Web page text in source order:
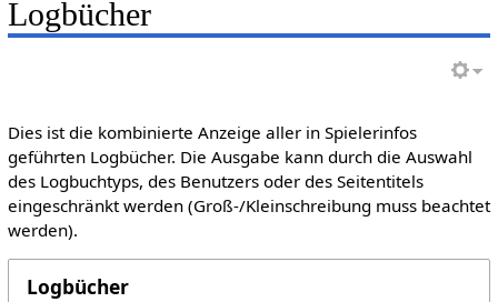
Logbücher
Dies ist die kombinierte Anzeige aller in Spielerinfos
geführten Logbücher. Die Ausgabe kann durch die Auswahl
des Logbuchtyps, des Benutzers oder des Seitentitels
eingeschränkt werden (Groß-/Kleinschreibung muss beachtet
werden).
Logbücher